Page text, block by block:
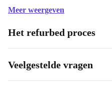
toetsenblok. Dit is handig
Krachtige processor
Meer weergeven
Het refurbed proces
Veelgestelde vragen